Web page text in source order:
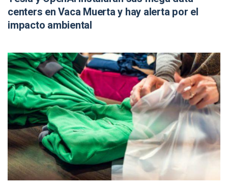
centers en Vaca Muerta y hay alerta por el
impacto ambiental